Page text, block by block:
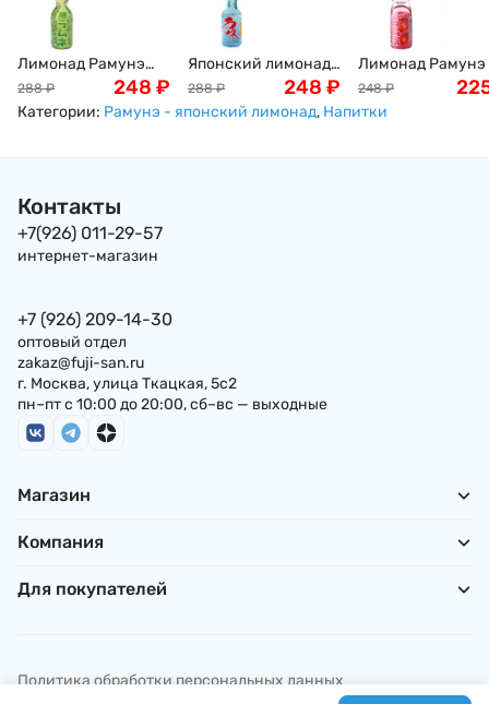
Лимонад Рамунэ
дынный вкус
Ramune Hata Kousen,
200мл, Япония
288 ₽ 248 ₽
Японский лимонад
Рамунэ "Вкус
Японии" Ramune
288 ₽ 248 ₽
Лимонад Рамунэ
клубникой
Hata Kousen,
248 ₽
Категории: Рамунэ - японский лимонад, Напитки
Контакты
+7(926) 011-29-57
интернет-магазин
+7 (926) 209-14-30
оптовый отдел
zakaz@fuji-san.ru
г. Москва, улица Ткацкая, 5с2
пн–пт с 10:00 до 20:00, сб–вс — выходные
Магазин
Компания
Для покупателей
Политика обработки персональных данных